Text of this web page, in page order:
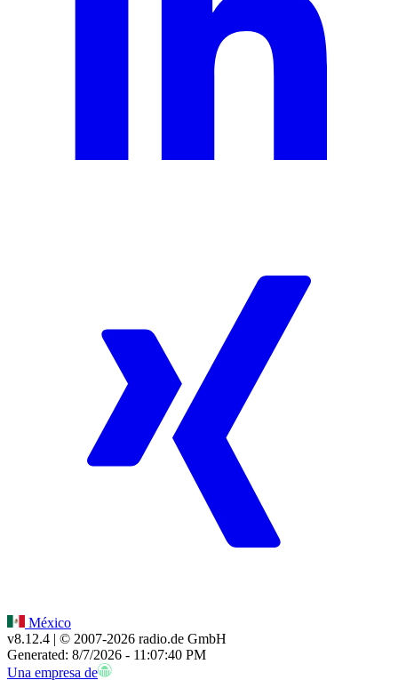
México
v8.12.4 | © 2007-2026 radio.de GmbH
Generated: 8/7/2026 - 11:07:40 PM
Una empresa de